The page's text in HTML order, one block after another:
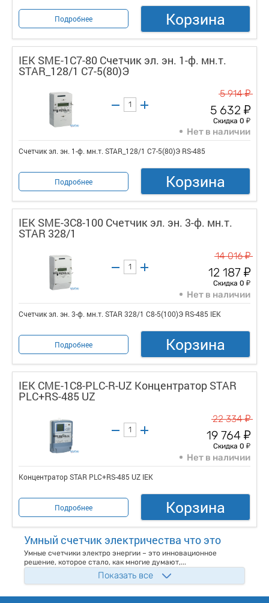
Подробнее Корзина
IEK SME-1C7-80 Счетчик эл. эн. 1-ф. мн.т.
STAR_128/1 С7-5(80)Э
5 914у
5 632 у
Скидка 0 у
Нет в наличии
Счетчик эл. эн. 1-ф. мн.т. STAR_128/1 С7-5(80)Э RS-485
Подробнее Корзина
IEK SME-3C8-100 Счетчик эл. эн. 3-ф. мн.т.
STAR 328/1
14 016у
12 187 у
Скидка 0 у
Нет в наличии
Счетчик эл. эн. 3-ф. мн.т. STAR 328/1 С8-5(100)Э RS-485 IEK
Подробнее Корзина
IEK CME-1C8-PLC-R-UZ Концентратор STAR
PLC+RS-485 UZ
22 334у
19 764 у
Скидка 0 у
Нет в наличии
Концентратор STAR PLC+RS-485 UZ IEK
Подробнее Корзина
Умный счетчик электричества что это
Умные счетчики электро энергии – это инновационное
решение, которое стало, как многие думают,...
Показать все